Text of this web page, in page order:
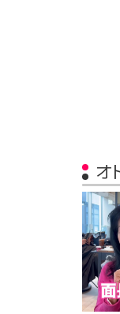
オ